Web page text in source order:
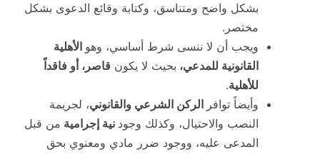
بشكل واضح ومتناسق، وكتابة وقائع الدعوى بشكل
مختصر.
ويجب أن لا ننسى شرط أساسي، وهو الأهلية
القانونية للمدعي، بحيث لا يكون قاصر، أو فاقداً
للأهلية.
وأيضاً توافر الركن الشرعي والقانوني، لجريمة
النصب والاحتيال، وكذلك وجود نية إجرامية من قبل
المدعى عليه، ووجود ضرر مادي ومعنوي بحق